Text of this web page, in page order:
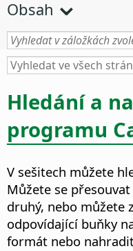
Obsah
Hledání a
programu
V sešitech můžete
Můžete se
druhý, nebo můžete
odpovídající buňky
formát nebo